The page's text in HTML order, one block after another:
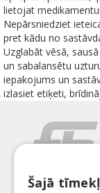
lietojat
Nepārsniedziet
pret kādu no
Uzglabāt vēsā,
un sabalansētu
iepakojums un
izlasiet etiķeti,
Šajā